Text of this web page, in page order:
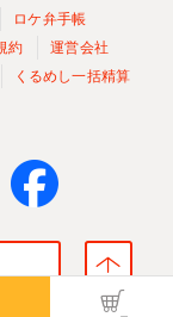
ロケ弁手帳
約
運営会社
くるめし一括精算